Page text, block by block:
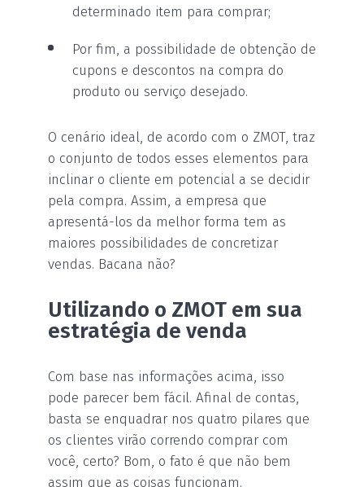
determinado item para comprar;
Por fim, a possibilidade de obtenção de
cupons e descontos na compra do
produto ou serviço desejado.
O cenário ideal, de acordo com o ZMOT, traz
o conjunto de todos esses elementos para
inclinar o cliente em potencial a se decidir
pela compra. Assim, a empresa que
apresentá-los da melhor forma tem as
maiores possibilidades de concretizar
vendas. Bacana não?
Utilizando o ZMOT em sua
estratégia de venda
Com base nas informações acima, isso
pode parecer bem fácil. Afinal de contas,
basta se enquadrar nos quatro pilares que
os clientes virão correndo comprar com
você, certo? Bom, o fato é que não bem
assim que as coisas funcionam.